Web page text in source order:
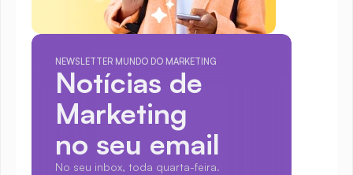
NEWSLETTER MUNDO DO MARKETING
Notícias de
Marketing
no seu email
No seu inbox, toda quarta-feira.